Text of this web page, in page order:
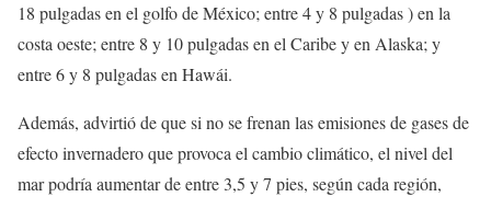
18 pulgadas en el golfo de México; entre 4 y 8 pulgadas ) en la
costa oeste; entre 8 y 10 pulgadas en el Caribe y en Alaska; y
entre 6 y 8 pulgadas en Hawái.
Además, advirtió de que si no se frenan las emisiones de gases de
efecto invernadero que provoca el cambio climático, el nivel del
mar podría aumentar de entre 3,5 y 7 pies, según cada región,